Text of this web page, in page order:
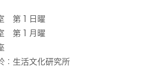
第１日曜
第１月曜
生活文化研究所